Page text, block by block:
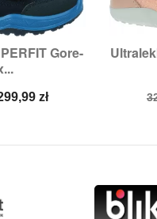
Gore-
zł
podgląd